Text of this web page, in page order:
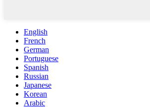
English
French
German
Portuguese
Spanish
Russian
Japanese
Korean
Arabic